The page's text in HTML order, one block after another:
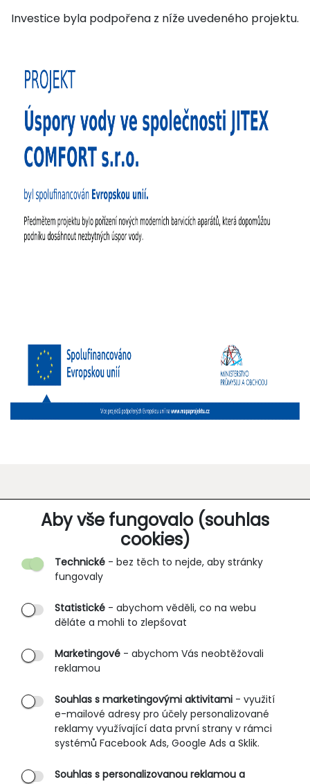
Aby vše fungovalo (souhlas
cookies)
Technické - bez těch to nejde, aby stránky
fungovaly
Statistické - abychom věděli, co na webu
děláte a mohli to zlepšovat
Marketingové - abychom Vás neobtěžovali
reklamou
Souhlas s marketingovými aktivitami - využití
e-mailové adresy pro účely personalizované
reklamy využívající data první strany v rámci
systémů Facebook Ads, Google Ads a Sklik.
Souhlas s personalizovanou reklamou a
Investice byla podpořena z níže uvedeného projektu.
O SPOLEČNOSTI
O nás
Partnerské prodejny
B2B vstup
PRŮVODCE NAKUPOVÁNÍM
Obchodní podmínky
Rozměrové tabulky
Způsoby doručení
Ochrana osobních údajů
SLUŽBY ZÁKAZNÍKŮM